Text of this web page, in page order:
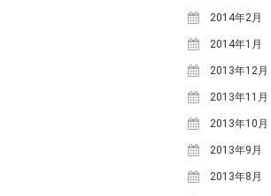
2014年2月
2014年1月
2013年12月
2013年11月
2013年10月
2013年9月
2013年8月